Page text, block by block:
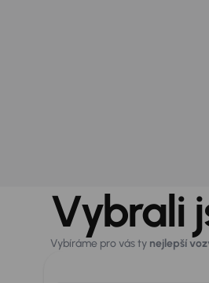
Vybrali
Vybíráme pro vás ty nejlepší